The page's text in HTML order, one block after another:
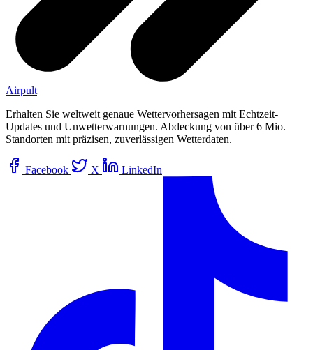
Airpult
Erhalten Sie weltweit genaue Wettervorhersagen mit Echtzeit-
Updates und Unwetterwarnungen. Abdeckung von über 6 Mio.
Standorten mit präzisen, zuverlässigen Wetterdaten.
Facebook X LinkedIn